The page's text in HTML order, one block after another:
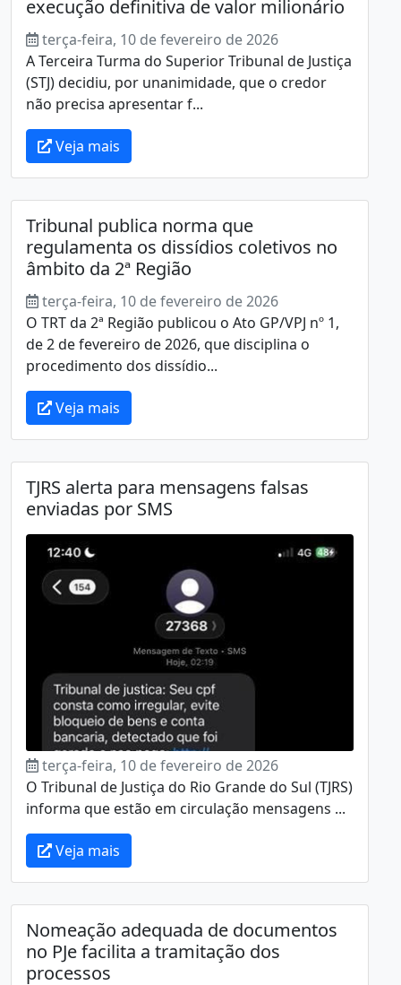
execução definitiva de valor milionário
terça-feira, 10 de fevereiro de 2026
A Terceira Turma do Superior Tribunal de Justiça
(STJ) decidiu, por unanimidade, que o credor
não precisa apresentar f...
Veja mais
Tribunal publica norma que
regulamenta os dissídios coletivos no
âmbito da 2ª Região
terça-feira, 10 de fevereiro de 2026
O TRT da 2ª Região publicou o Ato GP/VPJ nº 1,
de 2 de fevereiro de 2026, que disciplina o
procedimento dos dissídio...
Veja mais
TJRS alerta para mensagens falsas
enviadas por SMS
terça-feira, 10 de fevereiro de 2026
O Tribunal de Justiça do Rio Grande do Sul (TJRS)
informa que estão em circulação mensagens ...
Veja mais
Nomeação adequada de documentos
no PJe facilita a tramitação dos
processos